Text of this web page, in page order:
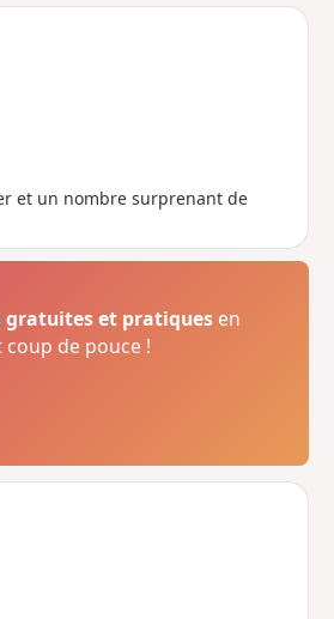
et un nombre surprenant de
et pratiques en
de pouce !